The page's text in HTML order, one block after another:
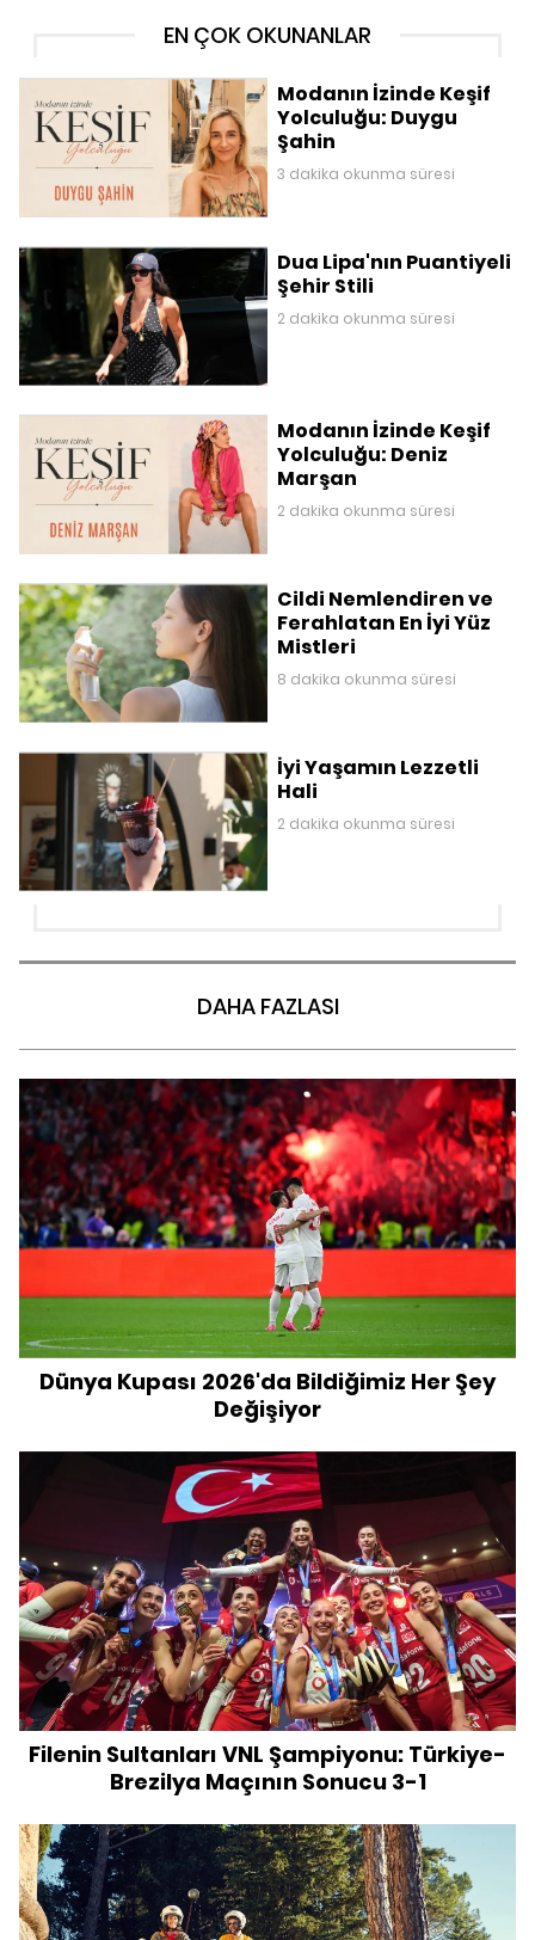
EN ÇOK OKUNANLAR
Modanın İzinde Keşif
Yolculuğu: Duygu
Şahin
3 dakika okunma süresi
Dua Lipa'nın Puantiyeli
Şehir Stili
2 dakika okunma süresi
Modanın İzinde Keşif
Yolculuğu: Deniz
Marşan
2 dakika okunma süresi
Cildi Nemlendiren ve
Ferahlatan En İyi Yüz
Mistleri
8 dakika okunma süresi
İyi Yaşamın Lezzetli
Hali
2 dakika okunma süresi
DAHA FAZLASI
Dünya Kupası 2026'da Bildiğimiz Her Şey
Değişiyor
Filenin Sultanları VNL Şampiyonu: Türkiye-
Brezilya Maçının Sonucu 3-1